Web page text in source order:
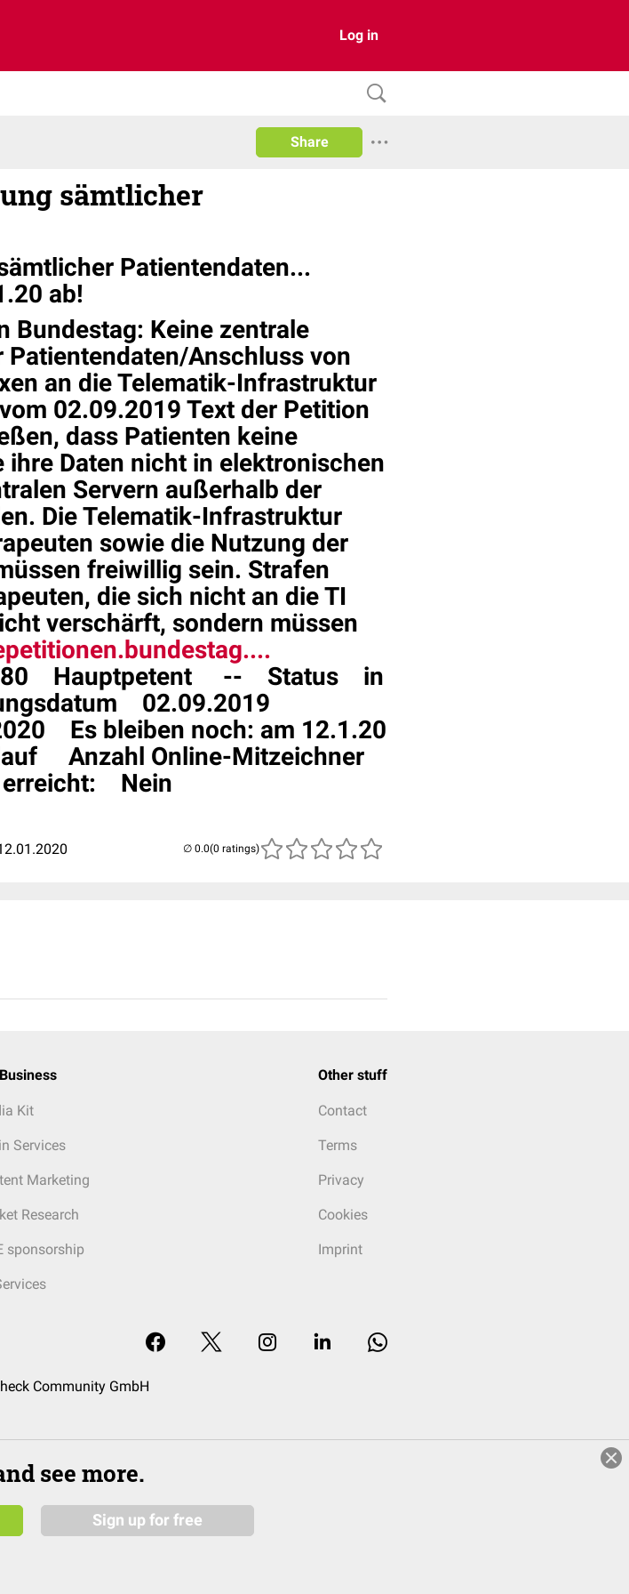
Log in
Share
sämtlicher
Patientendaten...
ab!
Bundestag: Keine zentrale
Anschluss von
an die Telematik-Infrastruktur
02.09.2019 Text der Petition
dass Patienten keine
Daten nicht in elektronischen
Servern außerhalb der
Die Telematik-Infrastruktur
sowie die Nutzung der
freiwillig sein. Strafen
die sich nicht an die TI
verschärft, sondern müssen
Hauptpetent -- Status in
02.09.2019
Es bleiben noch: am 12.1.20
Anzahl Online-Mitzeichner
Nein
(0 ratings)
Kit
Services
Marketing
Research
sponsorship
Other stuff
Contact
Terms
Privacy
Cookies
Imprint
Community GmbH
see more.
Sign up for free